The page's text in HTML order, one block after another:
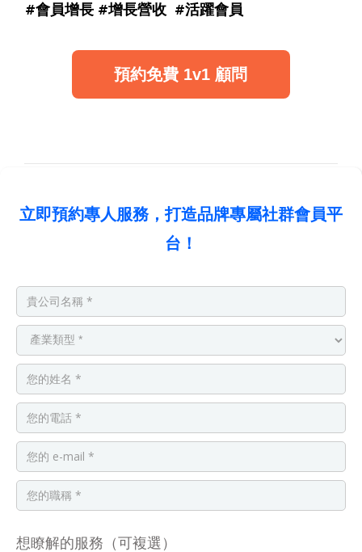
#會員增長 #增長營收 #活躍會員
預約免費 1v1 顧問
立即預約專人服務，打造品牌專屬社群會員平
台！
想瞭解的服務（可複選）